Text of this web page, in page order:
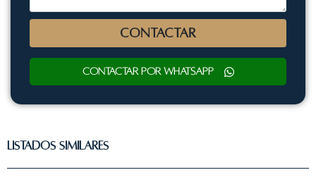
CONTACTAR
Contactar por WhatsApp
Listados Similares